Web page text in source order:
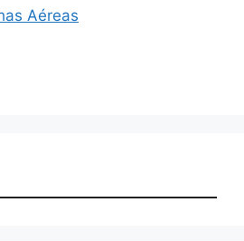
Aéreas